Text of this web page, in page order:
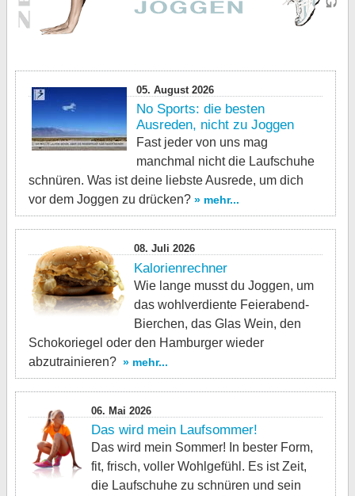
05. August 2026
No Sports: die besten
Ausreden, nicht zu Joggen
Fast jeder von uns mag
manchmal nicht die Laufschuhe
schnüren. Was ist deine liebste Ausrede, um dich
vor dem Joggen zu drücken? » mehr...
08. Juli 2026
Kalorienrechner
Wie lange musst du Joggen, um
das wohlverdiente Feierabend-
Bierchen, das Glas Wein, den
Schokoriegel oder den Hamburger wieder
abzutrainieren? » mehr...
06. Mai 2026
Das wird mein Laufsommer!
Das wird mein Sommer! In bester Form,
fit, frisch, voller Wohlgefühl. Es ist Zeit,
die Laufschuhe zu schnüren und sein